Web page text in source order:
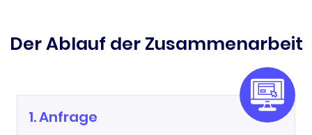
Der Ablauf der Zusammenarbeit
1. Anfrage